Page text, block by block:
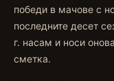
победи в мачове с
последните десет
г. насам и носи
сметка.